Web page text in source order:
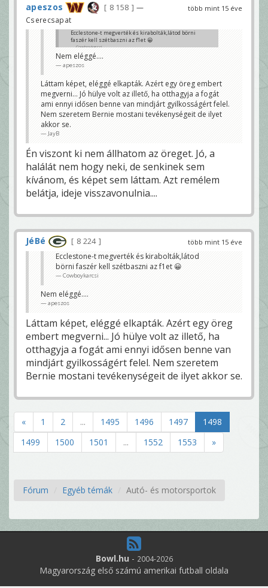
több mint 15 éve
apeszos 8 158
—
Cserecsapat
Ecclestone-t megverték és kirabolták,látod börni
faszér kell szétbaszni az f1et 😀
Cowboykarcsi
Nem eléggé....
apeszos
Láttam képet, eléggé elkapták. Azért egy öreg embert
megverni... Jó hülye volt az illető, ha otthagyja a fogát
ami ennyi idősen benne van mindjárt gyilkosságért felel.
Nem szeretem Bernie mostani tevékenységeit de ilyet
akkor se.
JayB
Én viszont ki nem állhatom az öreget. Jó, a
halálát nem hogy neki, de senkinek sem
kívánom, és képet sem láttam. Azt remélem
belátja, ideje visszavonulnia....
több mint 15 éve
JéBé
8 224
Ecclestone-t megverték és kirabolták,látod
börni faszér kell szétbaszni az f1et 😀
Cowboykarcsi
Nem eléggé....
apeszos
Láttam képet, eléggé elkapták. Azért egy öreg
embert megverni... Jó hülye volt az illető, ha
otthagyja a fogát ami ennyi idősen benne van
mindjárt gyilkosságért felel. Nem szeretem
Bernie mostani tevékenységeit de ilyet akkor se.
« 1 2 ... 1495 1496 1497
1498
1499
1500 1501 ... 1552 1553 »
Fórum Egyéb témák Autó- és motorsportok
Bowl.hu - 2004-2026
Magyarország első számú amerikai futball oldala